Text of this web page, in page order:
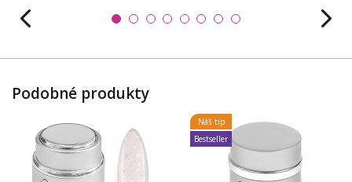
Podobné produkty
Náš tip
Bestseller